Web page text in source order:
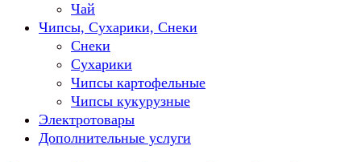
Чай
Чипсы, Сухарики, Снеки
Снеки
Сухарики
Чипсы картофельные
Чипсы кукурузные
Электротовары
Дополнительные услуги